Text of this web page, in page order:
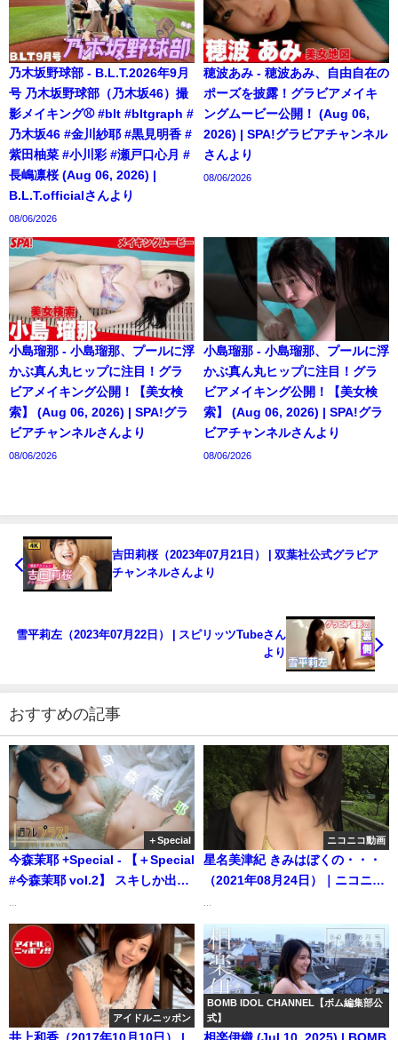
乃木坂野球部 - B.L.T.2026年9月
号 乃木坂野球部（乃木坂46）撮
影メイキング⚾️ #blt #bltgraph #
乃木坂46 #金川紗耶 #黒見明香 #
紫田柚菜 #小川彩 #瀬戸口心月 #
長嶋凛桜 (Aug 06, 2026) |
B.L.T.officialさんより
08/06/2026
穂波あみ - 穂波あみ、自由自在の
ポーズを披露！グラビアメイキ
ングムービー公開！ (Aug 06,
2026) | SPA!グラビアチャンネル
さんより
08/06/2026
小島瑠那 - 小島瑠那、プールに浮
かぶ真ん丸ヒップに注目！グラ
ビアメイキング公開！【美女検
索】 (Aug 06, 2026) | SPA!グラ
ビアチャンネルさんより
08/06/2026
小島瑠那 - 小島瑠那、プールに浮
かぶ真ん丸ヒップに注目！グラ
ビアメイキング公開！【美女検
索】 (Aug 06, 2026) | SPA!グラ
ビアチャンネルさんより
08/06/2026
吉田莉桜（2023年07月21日） | 双葉社公式グラビア
チャンネルさんより
雪平莉左（2023年07月22日） | スピリッツTubeさん
より
おすすめの記事
＋Special
今森茉耶 +Special - 【＋Special
#今森茉耶 vol.2】 スキしか出て
2024年11月前期＞―Maya
Imamori（2024年11月01日） |
週プレChannel【集英社 週刊プ
レイボーイ公式】さんより
ニコニコ動画
星名美津紀 きみはぼくの・・・
（2021年08月24日）｜ニコニコ
アイドルニッポン
井上和香（2017年10月10日） |
BOMB IDOL CHANNEL【ボム編集部公
式】
相楽伊織 (Jul 10, 2025) | BOMB